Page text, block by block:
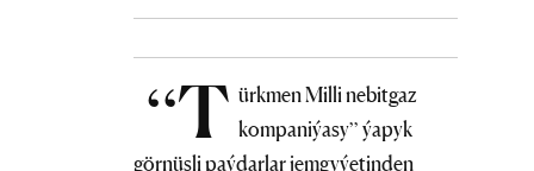
“T ürkmen Milli nebitgaz
kompaniýasy” ýapyk
görnüşli paýdarlar jemgyýetinden